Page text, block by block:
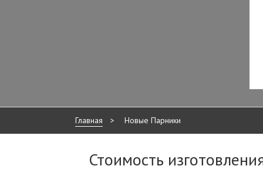
Главная > Новые Парники
Стоимость